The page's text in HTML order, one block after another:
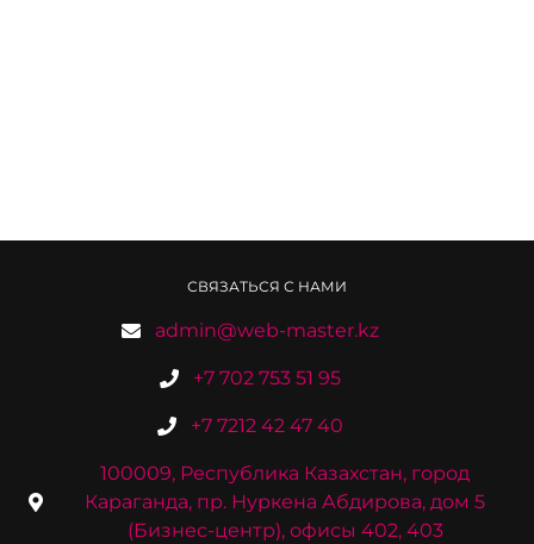
СВЯЗАТЬСЯ С НАМИ
admin@web-master.kz
+7 702 753 51 95
+7 7212 42 47 40
100009, Республика Казахстан, город
Караганда, пр. Нуркена Абдирова, дом 5
(Бизнес-центр), офисы 402, 403